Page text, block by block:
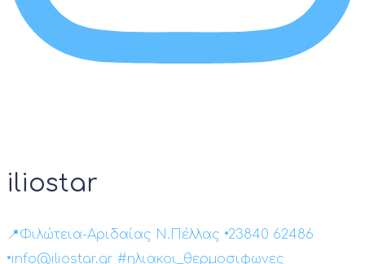
iliostar
📍Φιλώτεια-Αριδαίας Ν.Πέλλας •23840 62486
•info@iliostar.gr #ηλιακοι_θερμοσιφωνες